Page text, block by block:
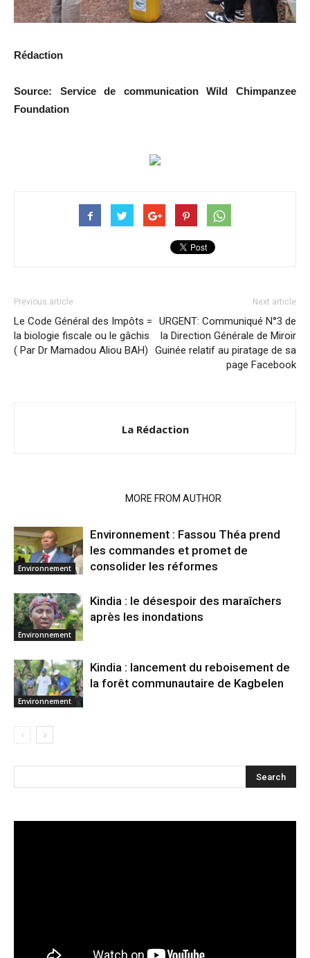
Rédaction
Source: Service de communication Wild Chimpanzee
Foundation
Previous article
Le Code Général des Impôts =
la biologie fiscale ou le gâchis
( Par Dr Mamadou Aliou BAH)
Next article
URGENT: Communiqué N°3 de
la Direction Générale de Miroir
Guinée relatif au piratage de sa
page Facebook
La Rédaction
MORE FROM AUTHOR
Environnement
Environnement : Fassou Théa prend
les commandes et promet de
consolider les réformes
Environnement
Kindia : le désespoir des maraîchers
après les inondations
Environnement
Kindia : lancement du reboisement de
la forêt communautaire de Kagbelen